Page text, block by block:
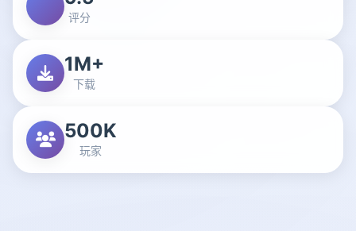
评分
1M+
下载
500K
玩家